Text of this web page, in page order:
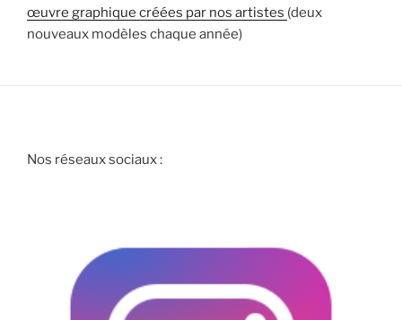
œuvre graphique créées par nos artistes (deux
nouveaux modèles chaque année)
Nos réseaux sociaux :